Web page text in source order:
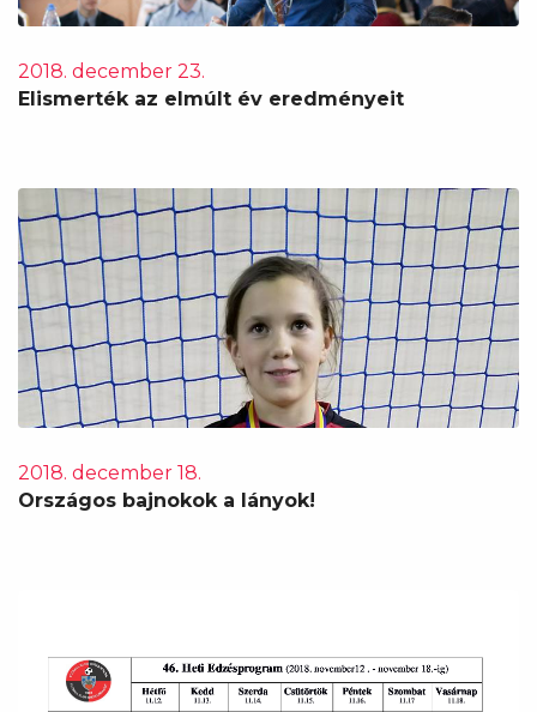
2018. december 23.
Elismerték az elmúlt év eredményeit
2018. december 18.
Országos bajnokok a lányok!